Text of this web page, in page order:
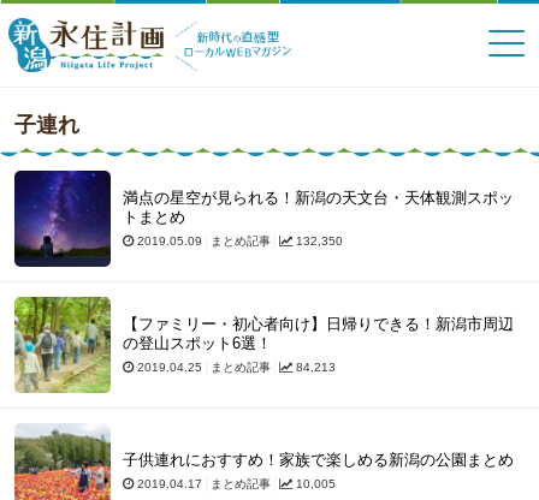
子連れ
満点の星空が見られる！新潟の天文台・天体観測スポッ
トまとめ
2019.05.09 まとめ記事 132,350
【ファミリー・初心者向け】日帰りできる！新潟市周辺
の登山スポット6選！
2019.04.25 まとめ記事 84,213
子供連れにおすすめ！家族で楽しめる新潟の公園まとめ
2019.04.17 まとめ記事 10,005